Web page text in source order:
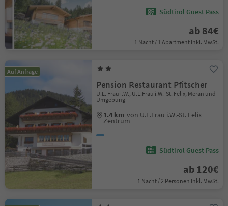
Südtirol Guest Pass
ab 84€
1 Nacht / 1 Apartment Inkl. MwSt.
Auf Anfrage
Pension Restaurant Pfitscher
U.L. Frau i.W., U.L.Frau i.W.-St. Felix, Meran und
Umgebung
1.4 km von U.L.Frau i.W.-St. Felix
Zentrum
Südtirol Guest Pass
ab 120€
1 Nacht / 2 Personen Inkl. MwSt.